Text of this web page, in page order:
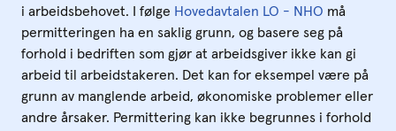
i arbeidsbehovet. I følge Hovedavtalen LO - NHO må
permitteringen ha en saklig grunn, og basere seg på
forhold i bedriften som gjør at arbeidsgiver ikke kan gi
arbeid til arbeidstakeren. Det kan for eksempel være på
grunn av manglende arbeid, økonomiske problemer eller
andre årsaker. Permittering kan ikke begrunnes i forhold